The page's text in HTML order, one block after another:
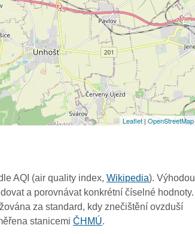
Leaflet| OpenStreetMap
AQI (air quality index,Wikipedia). Výhodou
a porovnávat konkrétní číselné hodnoty.
za standard, kdy znečištění ovzduší
stanicemiČHMÚ.